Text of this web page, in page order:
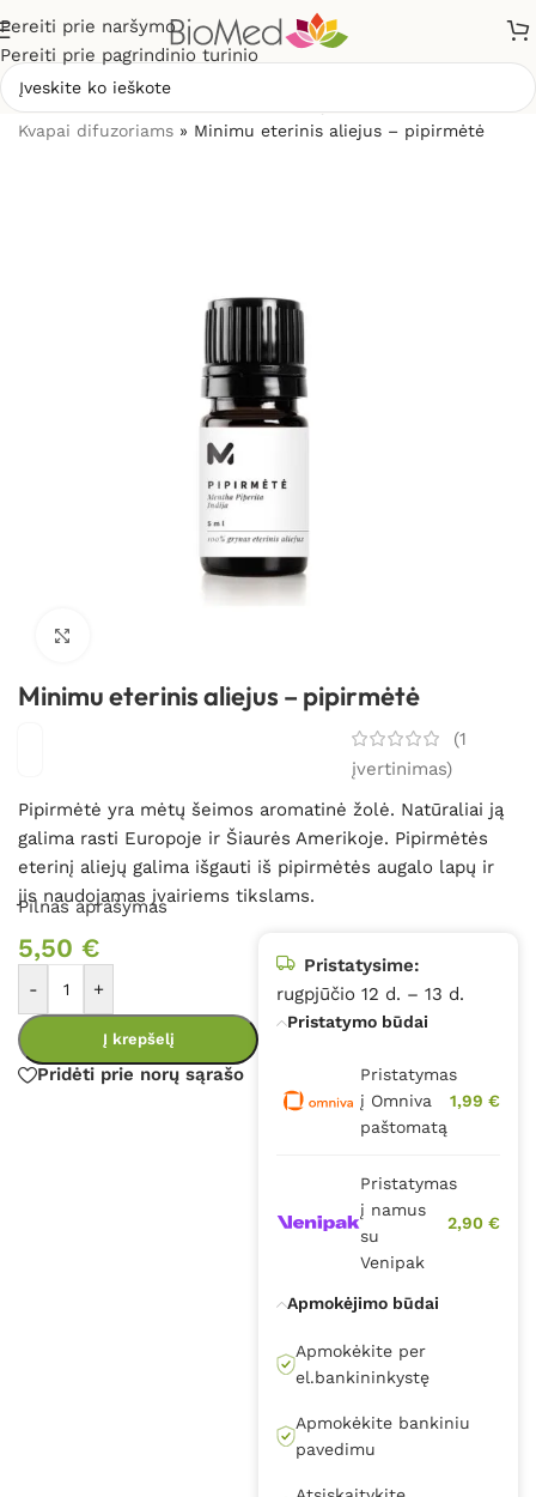
Pereiti prie naršymo
Pereiti prie pagrindinio turinio
Kvapai difuzoriams » Minimu eterinis aliejus – pipirmėtė
Minimu eterinis aliejus – pipirmėtė
(1
įvertinimas)
Pipirmėtė yra mėtų šeimos aromatinė žolė. Natūraliai ją
galima rasti Europoje ir Šiaurės Amerikoje. Pipirmėtės
eterinį aliejų galima išgauti iš pipirmėtės augalo lapų ir
jis naudojamas įvairiems tikslams.
Pilnas aprašymas
5,50 €
- +
Į krepšelį
Pridėti prie norų sąrašo
Pristatysime:
rugpjūčio 12 d. – 13 d.
Pristatymo būdai
Pristatymas
į Omniva
paštomatą
1,99 €
Pristatymas
į namus
su
Venipak
2,90 €
Apmokėjimo būdai
Apmokėkite per
el.bankininkystę
Apmokėkite bankiniu
pavedimu